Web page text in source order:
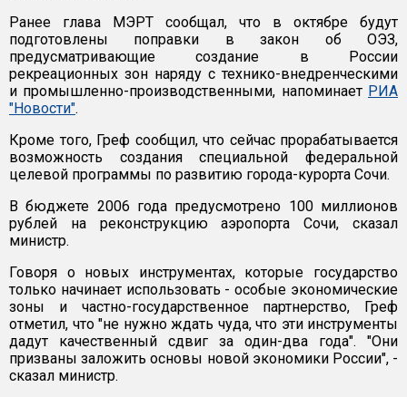
Ранее глава МЭРТ сообщал, что в октябре будут
подготовлены поправки в закон об ОЭЗ,
предусматривающие создание в России
рекреационных зон наряду с технико-внедренческими
и промышленно-производственными, напоминает РИА
"Новости".
Кроме того, Греф сообщил, что сейчас прорабатывается
возможность создания специальной федеральной
целевой программы по развитию города-курорта Сочи.
В бюджете 2006 года предусмотрено 100 миллионов
рублей на реконструкцию аэропорта Сочи, сказал
министр.
Говоря о новых инструментах, которые государство
только начинает использовать - особые экономические
зоны и частно-государственное партнерство, Греф
отметил, что "не нужно ждать чуда, что эти инструменты
дадут качественный сдвиг за один-два года". "Они
призваны заложить основы новой экономики России", -
сказал министр.